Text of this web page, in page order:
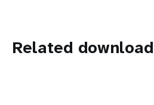
Related download